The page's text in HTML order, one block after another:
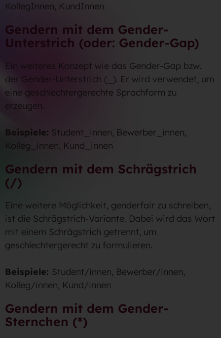
KollegInnen, KundInnen
Gendern mit dem Gender-
Unterstrich (oder: Gender-Gap)
Ein weiteres Konzept wie das Gender-Gap bzw.
der Gender-Unterstrich (_). Er wird verwendet, um
eine geschlechtergerechte Sprachform zu
erzeugen.
Beispiele: Student_innen, Bewerber_innen,
Kolleg_innen, Kund_innen
Gendern mit dem Schrägstrich
(/)
Eine weitere Möglichkeit, genderfair zu schreiben,
ist die Schrägstrich-Variante. Dabei wird das Wort
mit einem Schrägstrich getrennt, um
geschlechtergerecht zu formulieren.
Beispiele: Student/innen, Bewerber/innen,
Kolleg/innen, Kund/innen
Gendern mit dem Gender-
Sternchen (*)